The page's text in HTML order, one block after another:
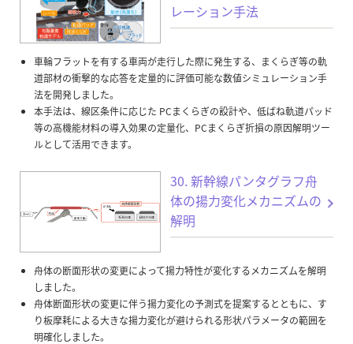
レーション手法
車輪フラットを有する車両が走行した際に発生する、まくらぎ等の軌
道部材の衝撃的な応答を定量的に評価可能な数値シミュレーション手
法を開発しました。
本手法は、線区条件に応じた PCまくらぎの設計や、低ばね軌道パッド
等の高機能材料の導入効果の定量化、PCまくらぎ折損の原因解明ツー
ルとして活用できます。
30. 新幹線パンタグラフ舟
体の揚力変化メカニズムの
解明
舟体の断面形状の変更によって揚力特性が変化するメカニズムを解明
しました。
舟体断面形状の変更に伴う揚力変化の予測式を提案するとともに、す
り板摩耗による大きな揚力変化が避けられる形状パラメータの範囲を
明確化しました。